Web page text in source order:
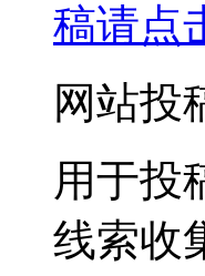
稿请点
网站投
用于投
线索收